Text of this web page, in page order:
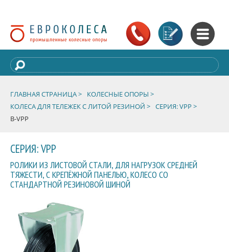
ГЛАВНАЯ СТРАНИЦА >
КОЛЕСНЫЕ ОПОРЫ >
КОЛЕСА ДЛЯ ТЕЛЕЖЕК С ЛИТОЙ РЕЗИНОЙ > СЕРИЯ: VPP >
B-VPP
СЕРИЯ: VPP
РОЛИКИ ИЗ ЛИСТОВОЙ СТАЛИ, ДЛЯ НАГРУЗОК СРЕДНЕЙ
ТЯЖЕСТИ, С КРЕПЁЖНОЙ ПАНЕЛЬЮ, КОЛЕСО СО
СТАНДАРТНОЙ РЕЗИНОВОЙ ШИНОЙ